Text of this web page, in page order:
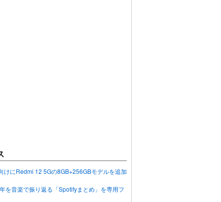
けにRedmi 12 5Gの8GB+256GBモデルを追加
を音楽で振り返る「Spotifyまとめ」を専用フ